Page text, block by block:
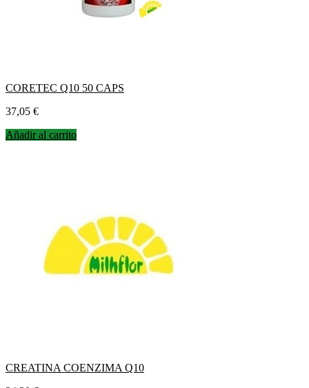
CORETEC Q10 50 CAPS
Precio
37,05 €
Añadir al carrito
CREATINA COENZIMA Q10